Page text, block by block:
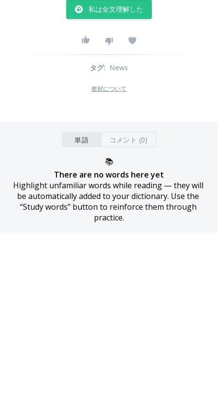
私は全文理解した
タグ: News
教材について
単語 コメント (0)
📚
There are no words here yet
Highlight unfamiliar words while reading — they will
be automatically added to your dictionary. Use the
“Study words” button to reinforce them through
practice.